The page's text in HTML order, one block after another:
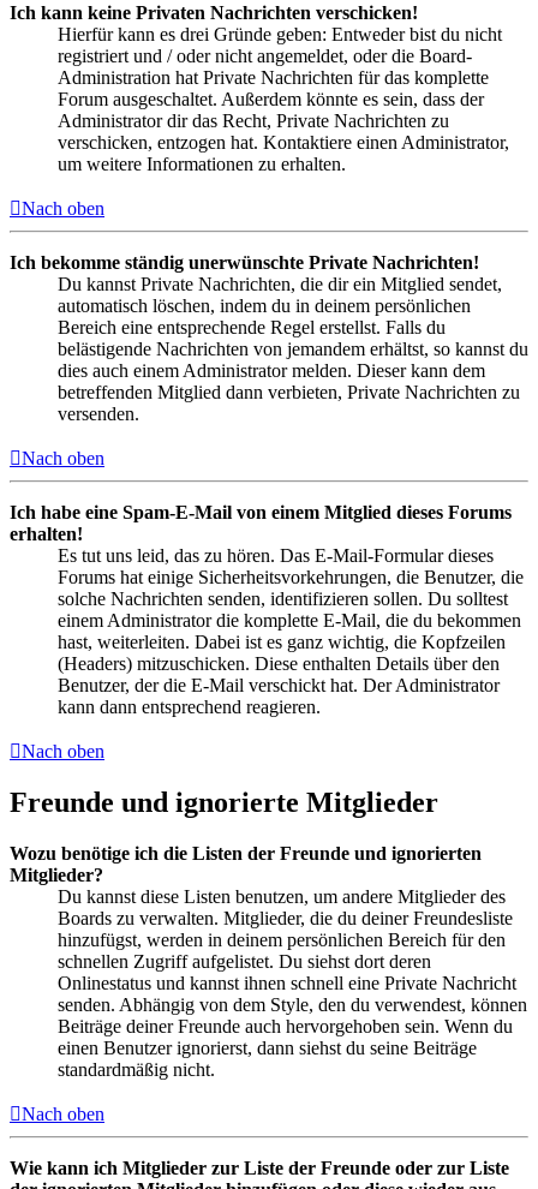
Ich kann keine Privaten Nachrichten verschicken!
Hierfür kann es drei Gründe geben: Entweder bist du nicht
registriert und / oder nicht angemeldet, oder die Board-
Administration hat Private Nachrichten für das komplette
Forum ausgeschaltet. Außerdem könnte es sein, dass der
Administrator dir das Recht, Private Nachrichten zu
verschicken, entzogen hat. Kontaktiere einen Administrator,
um weitere Informationen zu erhalten.
Nach oben
Ich bekomme ständig unerwünschte Private Nachrichten!
Du kannst Private Nachrichten, die dir ein Mitglied sendet,
automatisch löschen, indem du in deinem persönlichen
Bereich eine entsprechende Regel erstellst. Falls du
belästigende Nachrichten von jemandem erhältst, so kannst du
dies auch einem Administrator melden. Dieser kann dem
betreffenden Mitglied dann verbieten, Private Nachrichten zu
versenden.
Nach oben
Ich habe eine Spam-E-Mail von einem Mitglied dieses Forums
erhalten!
Es tut uns leid, das zu hören. Das E-Mail-Formular dieses
Forums hat einige Sicherheitsvorkehrungen, die Benutzer, die
solche Nachrichten senden, identifizieren sollen. Du solltest
einem Administrator die komplette E-Mail, die du bekommen
hast, weiterleiten. Dabei ist es ganz wichtig, die Kopfzeilen
(Headers) mitzuschicken. Diese enthalten Details über den
Benutzer, der die E-Mail verschickt hat. Der Administrator
kann dann entsprechend reagieren.
Nach oben
Freunde und ignorierte Mitglieder
Wozu benötige ich die Listen der Freunde und ignorierten
Mitglieder?
Du kannst diese Listen benutzen, um andere Mitglieder des
Boards zu verwalten. Mitglieder, die du deiner Freundesliste
hinzufügst, werden in deinem persönlichen Bereich für den
schnellen Zugriff aufgelistet. Du siehst dort deren
Onlinestatus und kannst ihnen schnell eine Private Nachricht
senden. Abhängig von dem Style, den du verwendest, können
Beiträge deiner Freunde auch hervorgehoben sein. Wenn du
einen Benutzer ignorierst, dann siehst du seine Beiträge
standardmäßig nicht.
Nach oben
Wie kann ich Mitglieder zur Liste der Freunde oder zur Liste